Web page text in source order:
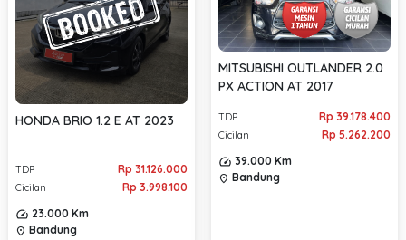
HONDA BRIO 1.2 E AT 2023
TDP Rp 31.126.000
Cicilan
Rp 3.998.100
23.000 Km
location_on Bandung
MITSUBISHI OUTLANDER 2.0
PX ACTION AT 2017
TDP Rp 39.178.400
Cicilan
Rp 5.262.200
39.000 Km
location_on Bandung